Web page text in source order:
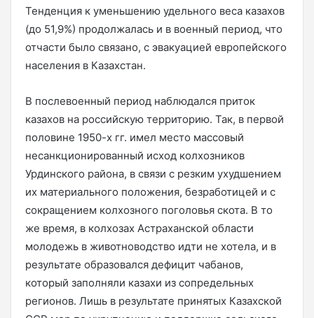
Тенденция к уменьшению удельного веса казахов
(до 51,9%) продолжалась и в военный период, что
отчасти было связано, с эвакуацией европейского
населения в Казахстан.
В послевоенный период наблюдался приток
казахов на российскую территорию. Так, в первой
половине 1950-х гг. имел место массовый
несанкционированный исход колхозников
Урдинского района, в связи с резким ухудшением
их материального положения, безработицей и с
сокращением колхозного поголовья скота. В то
же время, в колхозах Астраханской области
молодежь в животноводство идти не хотела, и в
результате образовался дефицит чабанов,
который заполняли казахи из сопредельных
регионов. Лишь в результате принятых Казахской